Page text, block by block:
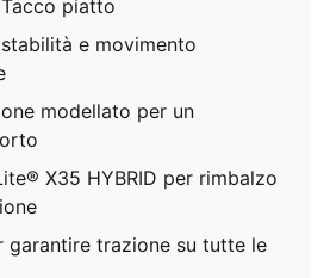
piatto
stabilità e movimento
modellato per un
X35 HYBRID per rimbalzo
garantire trazione su tutte le